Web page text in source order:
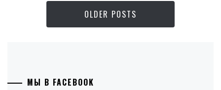
OLDER POSTS
МЫ В FACEBOOK